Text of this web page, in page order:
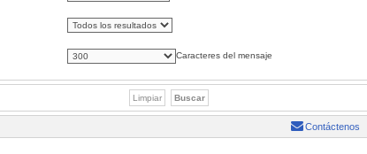
Caracteres del mensaje
Contáctenos